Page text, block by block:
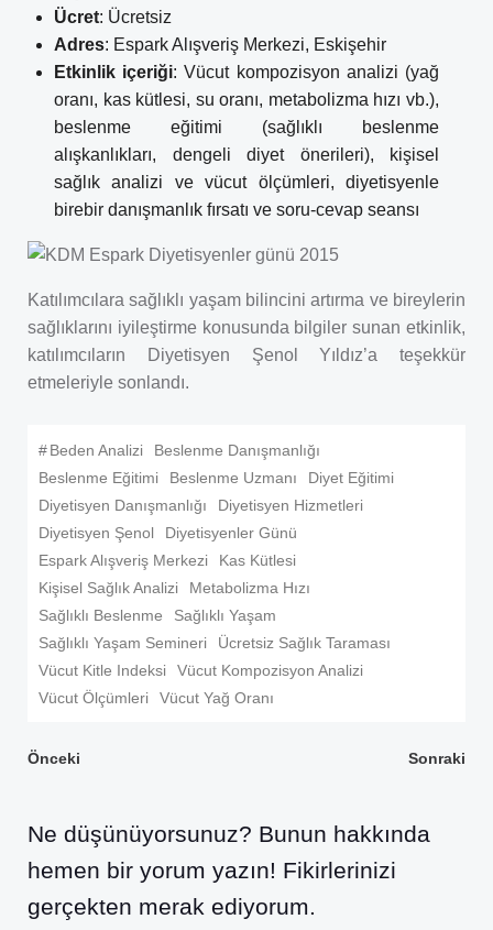
Ücret: Ücretsiz
Adres: Espark Alışveriş Merkezi, Eskişehir
Etkinlik içeriği: Vücut kompozisyon analizi (yağ
oranı, kas kütlesi, su oranı, metabolizma hızı vb.),
beslenme eğitimi (sağlıklı beslenme
alışkanlıkları, dengeli diyet önerileri), kişisel
sağlık analizi ve vücut ölçümleri, diyetisyenle
birebir danışmanlık fırsatı ve soru-cevap seansı
Katılımcılara sağlıklı yaşam bilincini artırma ve bireylerin
sağlıklarını iyileştirme konusunda bilgiler sunan etkinlik,
katılımcıların Diyetisyen Şenol Yıldız’a teşekkür
etmeleriyle sonlandı.
#Beden Analizi
Beslenme Danışmanlığı
Beslenme Eğitimi
Beslenme Uzmanı
Diyet Eğitimi
Diyetisyen Danışmanlığı
Diyetisyen Hizmetleri
Diyetisyen Şenol
Diyetisyenler Günü
Espark Alışveriş Merkezi
Kas Kütlesi
Kişisel Sağlık Analizi
Metabolizma Hızı
Sağlıklı Beslenme
Sağlıklı Yaşam
Sağlıklı Yaşam Semineri
Ücretsiz Sağlık Taraması
Vücut Kitle Indeksi
Vücut Kompozisyon Analizi
Vücut Ölçümleri
Vücut Yağ Oranı
Yazı
dolaşımı
Önceki
dolaşımı
Sonraki
Ne düşünüyorsunuz? Bunun hakkında
hemen bir yorum yazın! Fikirlerinizi
gerçekten merak ediyorum.